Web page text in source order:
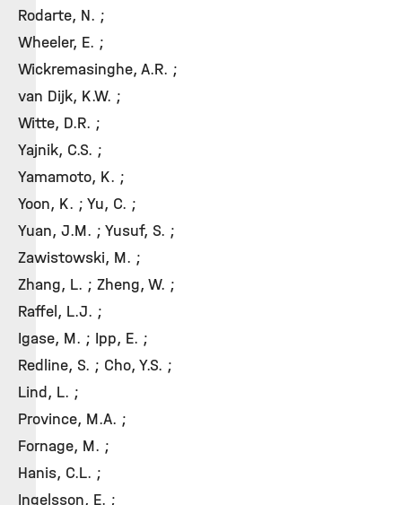
Rodarte, N. ;
Wheeler, E. ;
Wickremasinghe, A.R. ;
van Dijk, K.W. ;
Witte, D.R. ;
Yajnik, C.S. ;
Yamamoto, K. ;
Yoon, K. ; Yu, C. ;
Yuan, J.M. ; Yusuf, S. ;
Zawistowski, M. ;
Zhang, L. ; Zheng, W. ;
Raffel, L.J. ;
Igase, M. ; Ipp, E. ;
Redline, S. ; Cho, Y.S. ;
Lind, L. ;
Province, M.A. ;
Fornage, M. ;
Hanis, C.L. ;
Ingelsson, E. ;